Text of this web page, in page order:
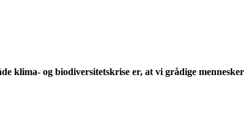
klima- og biodiversitetskrise er, at vi grådige mennesker